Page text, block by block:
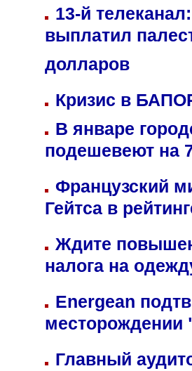
13-й
выплатил
долларов
Кризис в
В январе
подешевеют на
Французский
Гейтса в
Ждите
налога на
Energean
Главный